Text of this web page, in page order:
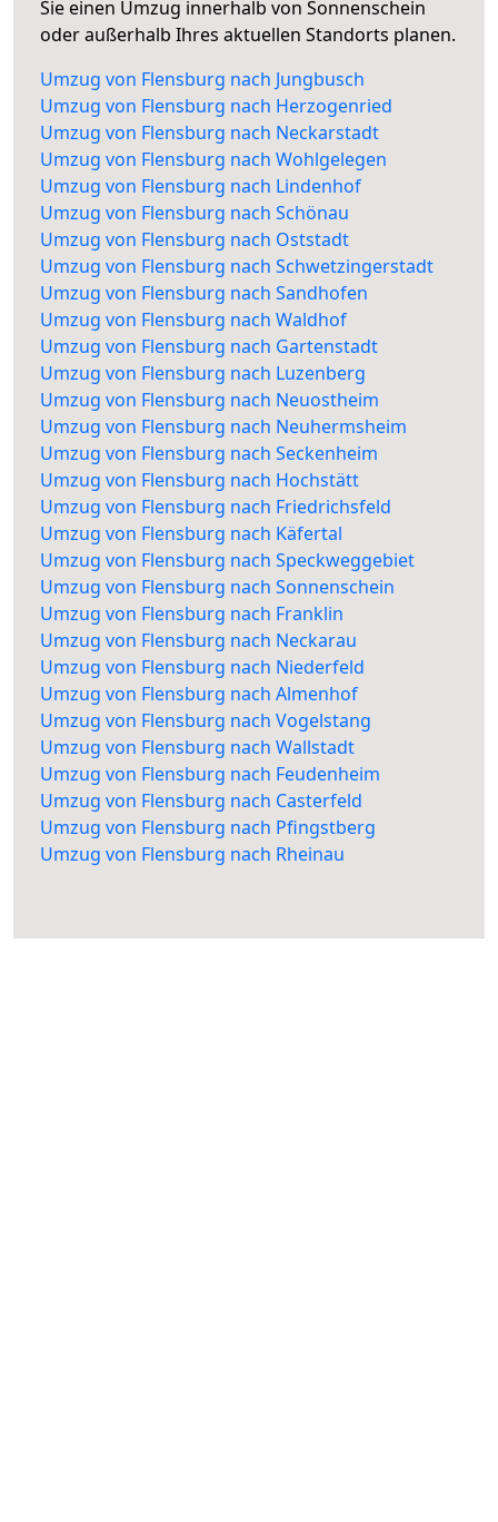
Sie einen Umzug innerhalb von Sonnenschein
oder außerhalb Ihres aktuellen Standorts planen.
Umzug von Flensburg nach Jungbusch
Umzug von Flensburg nach Herzogenried
Umzug von Flensburg nach Neckarstadt
Umzug von Flensburg nach Wohlgelegen
Umzug von Flensburg nach Lindenhof
Umzug von Flensburg nach Schönau
Umzug von Flensburg nach Oststadt
Umzug von Flensburg nach Schwetzingerstadt
Umzug von Flensburg nach Sandhofen
Umzug von Flensburg nach Waldhof
Umzug von Flensburg nach Gartenstadt
Umzug von Flensburg nach Luzenberg
Umzug von Flensburg nach Neuostheim
Umzug von Flensburg nach Neuhermsheim
Umzug von Flensburg nach Seckenheim
Umzug von Flensburg nach Hochstätt
Umzug von Flensburg nach Friedrichsfeld
Umzug von Flensburg nach Käfertal
Umzug von Flensburg nach Speckweggebiet
Umzug von Flensburg nach Sonnenschein
Umzug von Flensburg nach Franklin
Umzug von Flensburg nach Neckarau
Umzug von Flensburg nach Niederfeld
Umzug von Flensburg nach Almenhof
Umzug von Flensburg nach Vogelstang
Umzug von Flensburg nach Wallstadt
Umzug von Flensburg nach Feudenheim
Umzug von Flensburg nach Casterfeld
Umzug von Flensburg nach Pfingstberg
Umzug von Flensburg nach Rheinau